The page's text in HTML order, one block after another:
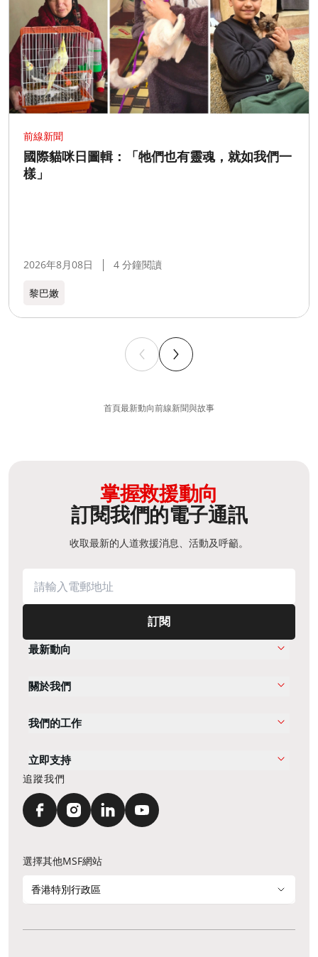
前線新聞
國際貓咪日圖輯：「牠們也有靈魂，就如我們一
樣」
2026年8月08日 4 分鐘閱讀
黎巴嫩​
首頁最新動向前線新聞與故事
掌握救援動向
訂閱我們的電子通訊
收取最新的人道救援消息、活動及呼籲。
訂閱
最新動向
關於我們
我們的工作
立即支持
追蹤我們
選擇其他MSF網站
香港特別行政區